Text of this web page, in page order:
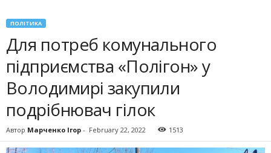
ПОЛІТИКА
Для потреб комунального
підприємства «Полігон» у
Володимирі закупили
подрібнювач гілок
Автор Марченко Ігор - February 22, 2022 1513